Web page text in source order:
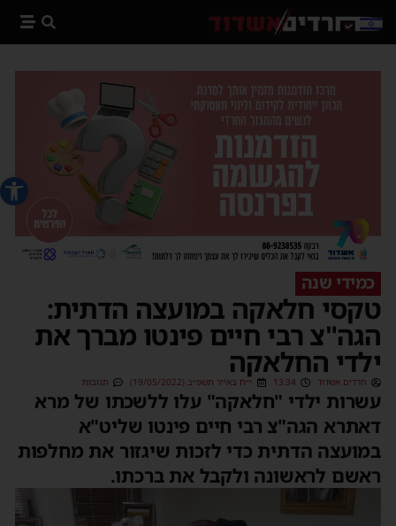
פתח
כמידי שנה
טקסי חלאקה במועצה הדתית:
הגה"צ רבי חיים פינטו מברך את
ילדי החלאקה
חרדים אשדוד 13:34 י״ח באייר תשפ״ב (19/05/2022) תגובות
עשרות ילדי "חלאקה" עלו ללשכתו של מרא
דאתרא הגה"צ רבי חיים פינטו שליט"א
במועצה הדתית כדי לזכות שיגזור את מחלפות
ראשם לראשונה ולקבל את ברכתו.